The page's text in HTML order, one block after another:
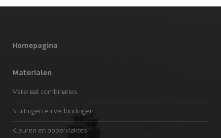
Homepagina
Materialen
Materiaal combinaties
Sluitingen en verbindingen
Kleuren en oppervlaktes